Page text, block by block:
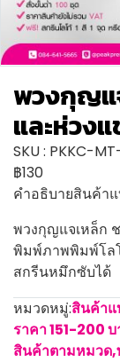
พวงกุญแ
และห่วง
SKU : PKKC-
฿130
คำอธิบายสินค้า
พวงกุญแจเหล็ก
พิมพ์ภาพพิมพ์โล
สกรีนหมึกซับได้
หมวดหมู่:สินค้าแ
ราคา 151-200
สินค้าตามหมวด,